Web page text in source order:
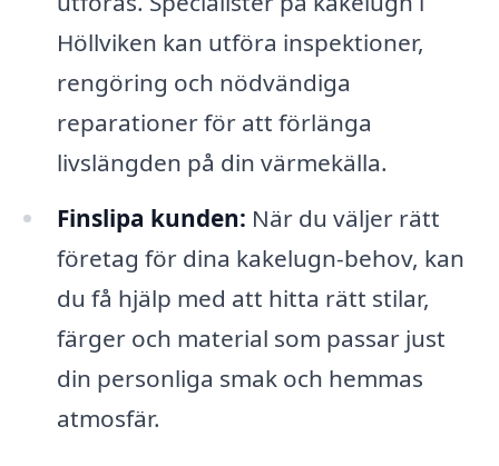
Höllviken kan utföra inspektioner,
rengöring och nödvändiga
reparationer för att förlänga
livslängden på din värmekälla.
Finslipa kunden: När du väljer rätt
företag för dina kakelugn-behov, kan
du få hjälp med att hitta rätt stilar,
färger och material som passar just
din personliga smak och hemmas
atmosfär.